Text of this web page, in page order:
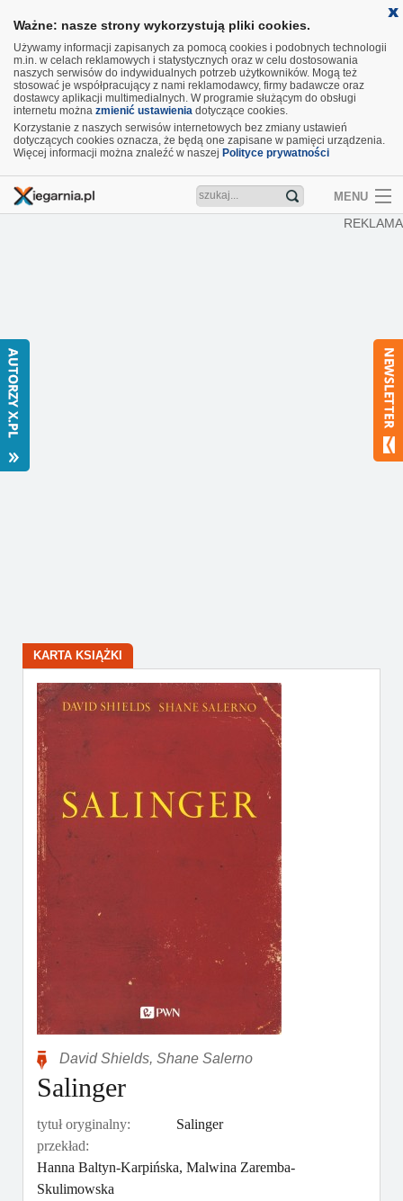
Ważne: nasze strony wykorzystują pliki cookies.
Używamy informacji zapisanych za pomocą cookies i podobnych technologii
m.in. w celach reklamowych i statystycznych oraz w celu dostosowania
naszych serwisów do indywidualnych potrzeb użytkowników. Mogą też
stosować je współpracujący z nami reklamodawcy, firmy badawcze oraz
dostawcy aplikacji multimedialnych. W programie służącym do obsługi
internetu można zmienić ustawienia dotyczące cookies.
Korzystanie z naszych serwisów internetowych bez zmiany ustawień
dotyczących cookies oznacza, że będą one zapisane w pamięci urządzenia.
Więcej informacji można znaleźć w naszej Polityce prywatności
MENU
REKLAMA
KARTA KSIĄŻKI
David Shields, Shane Salerno
Salinger
tytuł oryginalny:
Salinger
przekład:
Hanna Baltyn-Karpińska, Malwina Zaremba-
Skulimowska